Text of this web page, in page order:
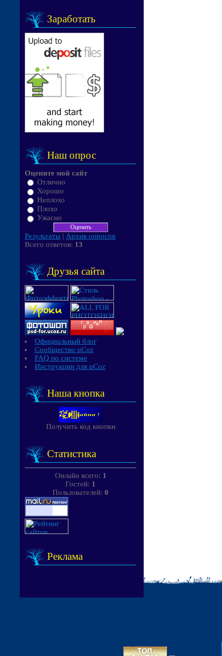
Заработать
Наш опрос
Оцените мой сайт
Отлично
Хорошо
Неплохо
Плохо
Ужасно
Результаты | Архив опросов
Всего ответов: 13
Друзья сайта
Официальный блог
Сообщество uCoz
FAQ по системе
Инструкции для uCoz
Наша кнопка
Получить код кнопки
Статистика
Онлайн всего: 1
Гостей: 1
Пользователей: 0
Реклама